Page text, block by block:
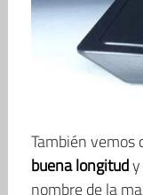
También vemos
buena longitudy
nombre de la